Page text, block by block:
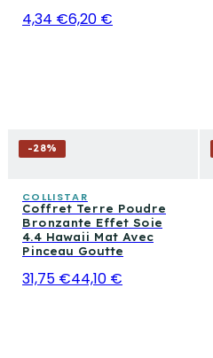
4,34 €6,20 €
-28%
COLLISTAR
Coffret Terre Poudre
Bronzante Effet Soie
4.4 Hawaii Mat Avec
Pinceau Goutte
31,75 €44,10 €